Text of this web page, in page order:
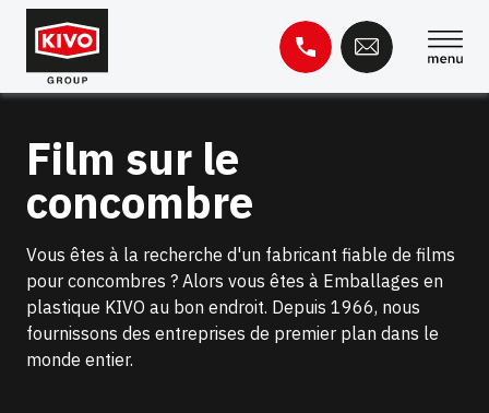
Skip
content
Base de connaissances Contact
Film sur le
concombre
Vous êtes à la recherche d'un fabricant fiable de films
pour concombres ? Alors vous êtes à Emballages en
plastique KIVO au bon endroit. Depuis 1966, nous
fournissons des entreprises de premier plan dans le
monde entier.